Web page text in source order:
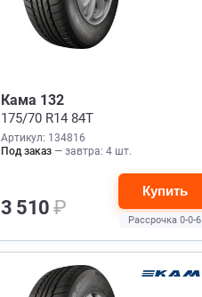
Кама 132
175/70 R14 84T
Артикул: 134816
Под заказ — завтра: 4 шт.
3 510₽
Купить
Рассрочка 0-0-6